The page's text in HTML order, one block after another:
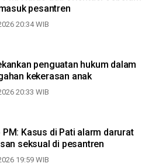
pesantren
20:34 WIB
penguatan hukum dalam
kekerasan anak
20:33 WIB
PM: Kasus di Pati alarm darurat
seksual di pesantren
19:59 WIB